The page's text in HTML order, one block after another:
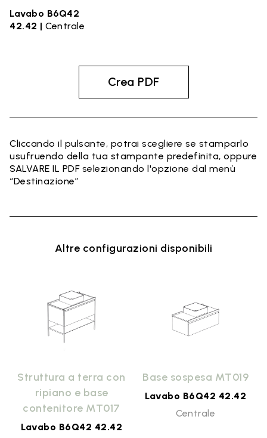
Lavabo B6Q42
42.42 | Centrale
Crea PDF
Cliccando il pulsante, potrai scegliere se stamparlo
usufruendo della tua stampante predefinita, oppure
SALVARE IL PDF selezionando l'opzione dal menù
“Destinazione”
Altre configurazioni disponibili
Struttura a terra con
ripiano e base
contenitore MT017
Lavabo B6Q42 42.42
Base sospesa MT019
Lavabo B6Q42 42.42
Centrale